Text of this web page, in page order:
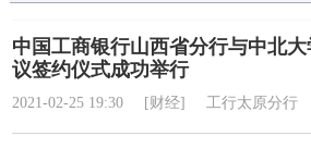
中国工商银行山西省分行与中北
议签约仪式成功举行
2021-02-25 19:30 [财经] 工行太原分行